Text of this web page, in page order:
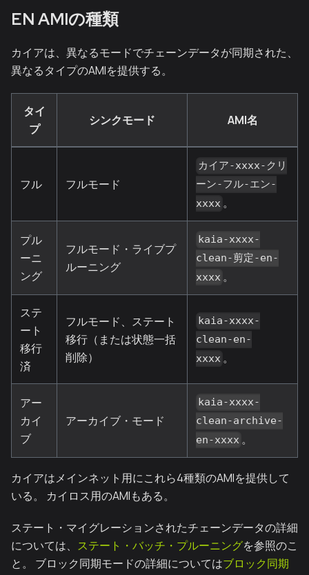
EN AMIの種類
カイアは、異なるモードでチェーンデータが同期された、
異なるタイプのAMIを提供する。
タイ
プ
シンクモード AMI名
フル フルモード
カイア-xxxx-クリ
ーン-フル-エン-
xxxx 。
プル
ーニ
ング
フルモード・ライブプ
ルーニング
kaia-xxxx-
clean-剪定-en-
xxxx 。
ステ
ート
移行
済
フルモード、ステート
移行（または状態一括
削除）
kaia-xxxx-
clean-en-
xxxx 。
アー
カイ
ブ
アーカイブ・モード
kaia-xxxx-
clean-archive-
en-xxxx 。
カイアはメインネット用にこれら4種類のAMIを提供して
いる。 カイロス用のAMIもある。
ステート・マイグレーションされたチェーンデータの詳細
については、 ステート・バッチ・プルーニングを参照のこ
と。 ブロック同期モードの詳細についてはブロック同期